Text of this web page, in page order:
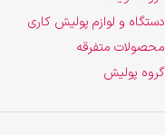
دستگاه و لوازم پولیش کاری
محصولات متفرقه
گروه پولیش